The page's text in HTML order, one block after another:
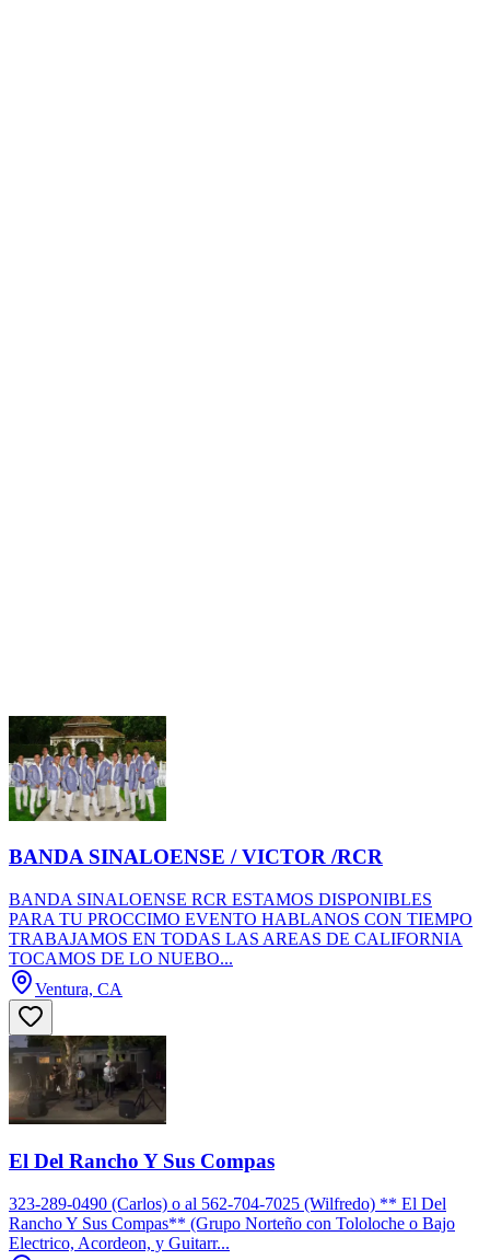
BANDA SINALOENSE / VICTOR /RCR
BANDA SINALOENSE RCR ESTAMOS DISPONIBLES
PARA TU PROCCIMO EVENTO HABLANOS CON TIEMPO
TRABAJAMOS EN TODAS LAS AREAS DE CALIFORNIA
TOCAMOS DE LO NUEBO...
Ventura, CA
El Del Rancho Y Sus Compas
323-289-0490 (Carlos) o al 562-704-7025 (Wilfredo) ** El Del
Rancho Y Sus Compas** (Grupo Norteño con Tololoche o Bajo
Electrico, Acordeon, y Guitarr...